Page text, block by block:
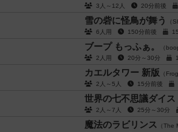
3人～12人
20分前後
雪の砦に怪鳥が舞う
（
6人用
150分前後
ブープ もっふぁ。
（
2人用
20分～30分
カエルタワー 新版 （
2人～5人
15分前後
世界の七不思議ダイス
2人～7人
25分～30分
魔法のラビリンス
（